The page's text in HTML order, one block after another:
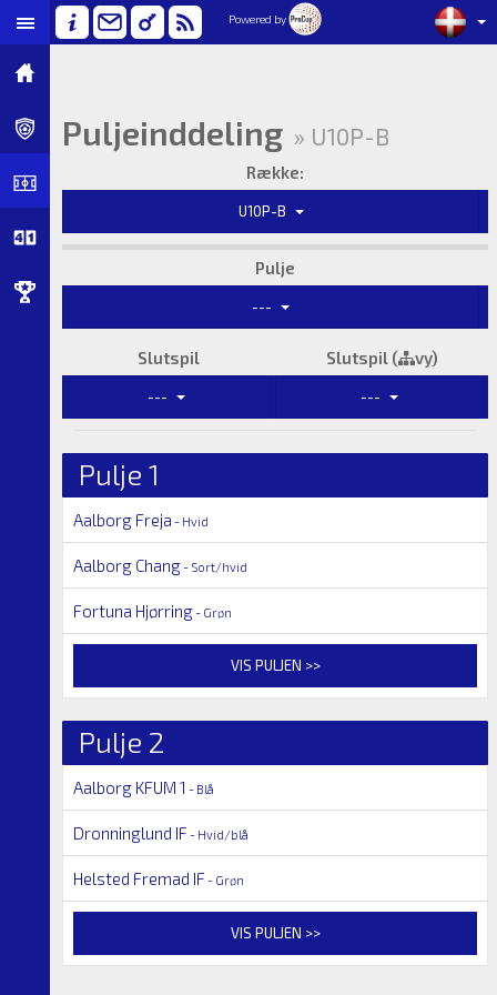
Powered by
Puljeinddeling » U10P-B
Række:
U10P-B
Pulje
---
Slutspil Slutspil ( vy)
--- ---
Pulje 1
Aalborg Freja - Hvid
Aalborg Chang- Sort/hvid
Fortuna Hjørring- Grøn
VIS PULJEN >>
Pulje 2
Aalborg KFUM 1 - Blå
Dronninglund IF - Hvid/blå
Helsted Fremad IF - Grøn
VIS PULJEN >>